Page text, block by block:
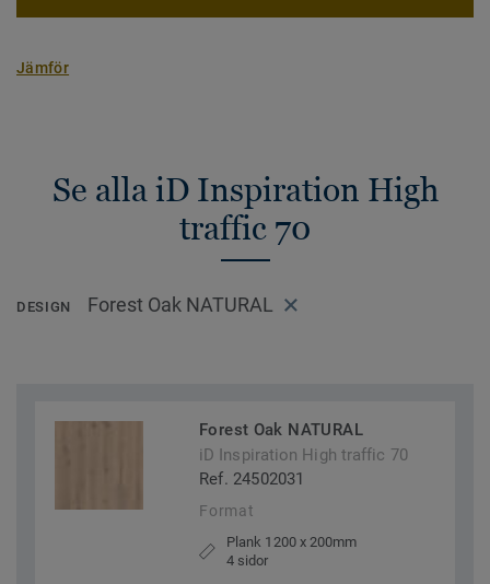
Jämför
Se alla iD Inspiration High
traffic 70
DESIGN Forest Oak NATURAL
Forest Oak NATURAL
iD Inspiration High traffic 70
Ref. 24502031
Format
Plank 1200 x 200mm
4 sidor